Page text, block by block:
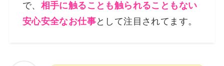
で、 相手に触ることも触られることもない
安心安全なお仕事として注目されてます。